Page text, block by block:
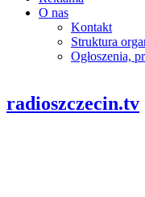
O nas
Kontakt
Struktura
Ogłoszenia,
radioszczecin.tv